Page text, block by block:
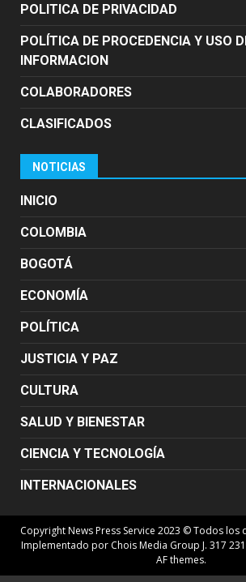
POLITICA DE PRIVACIDAD
POLÍTICA DE PROCEDENCIA Y USO
INFORMACION
COLABORADORES
CLASIFICADOS
NOTICIAS
INICIO
COLOMBIA
BOGOTÁ
ECONOMÍA
POLÍTICA
JUSTICIA Y PAZ
CULTURA
SALUD Y BIENESTAR
CIENCIA Y TECNOLOGÍA
INTERNACIONALES
Copyright News Press Service 2023 © Todos los
Implementado por Chois Media Group J. 317
AF themes.